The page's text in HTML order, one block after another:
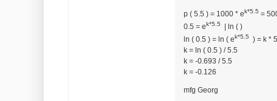
p ( 5.5 ) = 1000 * ek*5.5 =
0.5 = ek*5.5
| ln ( )
ln ( 0.5 ) = ln ( ek*5.5
) = k *
k = ln ( 0.5 ) / 5.5
k = -0.693 / 5.5
k = -0.126
mfg Georg